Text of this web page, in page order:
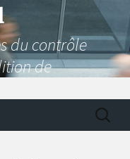
du contrôle
de